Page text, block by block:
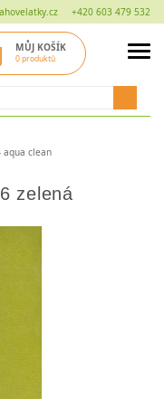
+420 603 479 532
MŮJ KOŠÍK
0 produktů
aqua clean
zelená